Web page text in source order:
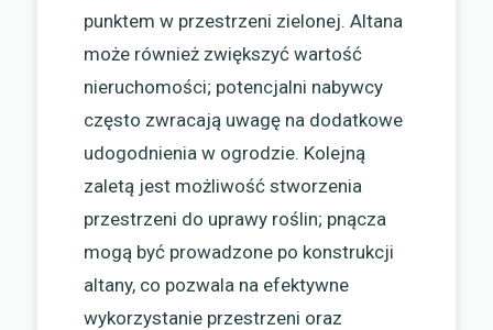
punktem w przestrzeni zielonej. Altana
może również zwiększyć wartość
nieruchomości; potencjalni nabywcy
często zwracają uwagę na dodatkowe
udogodnienia w ogrodzie. Kolejną
zaletą jest możliwość stworzenia
przestrzeni do uprawy roślin; pnącza
mogą być prowadzone po konstrukcji
altany, co pozwala na efektywne
wykorzystanie przestrzeni oraz